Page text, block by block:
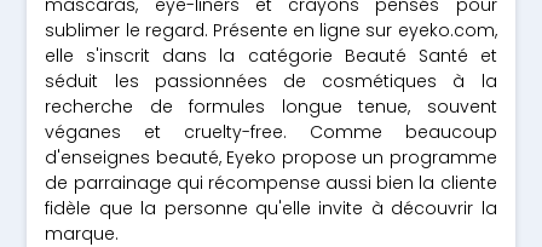
mascaras, eye-liners et crayons pensés pour
sublimer le regard. Présente en ligne sur eyeko.com,
elle s'inscrit dans la catégorie Beauté Santé et
séduit les passionnées de cosmétiques à la
recherche de formules longue tenue, souvent
véganes et cruelty-free. Comme beaucoup
d'enseignes beauté, Eyeko propose un programme
de parrainage qui récompense aussi bien la cliente
fidèle que la personne qu'elle invite à découvrir la
marque.